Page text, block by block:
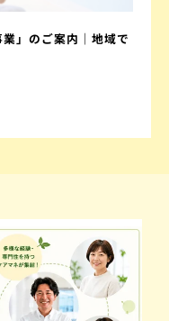
」のご案内｜地域で